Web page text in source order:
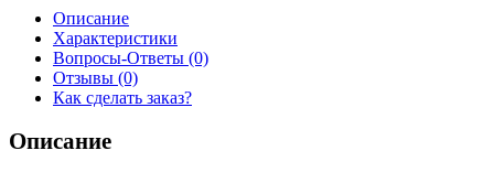
Описание
Характеристики
Вопросы-Ответы (0)
Отзывы (0)
Как сделать заказ?
Описание